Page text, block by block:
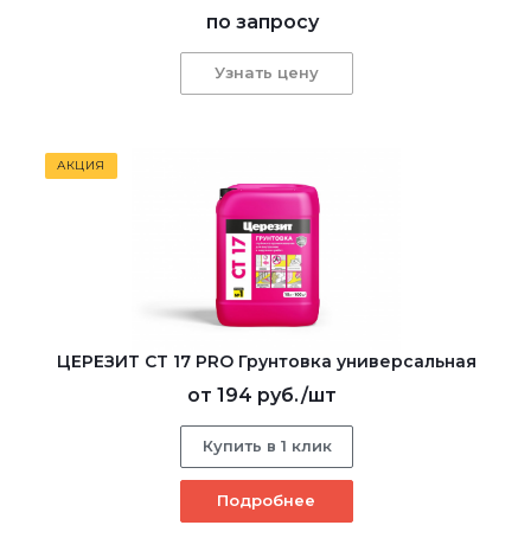
по запросу
Узнать цену
АКЦИЯ
ЦЕРЕЗИТ CT 17 PRO Грунтовка универсальная
от 194 руб./шт
Купить в 1 клик
Подробнее